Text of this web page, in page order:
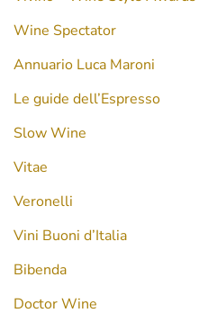
Wine Spectator
Annuario Luca Maroni
Le guide dell’Espresso
Slow Wine
Vitae
Veronelli
Vini Buoni d’Italia
Bibenda
Doctor Wine